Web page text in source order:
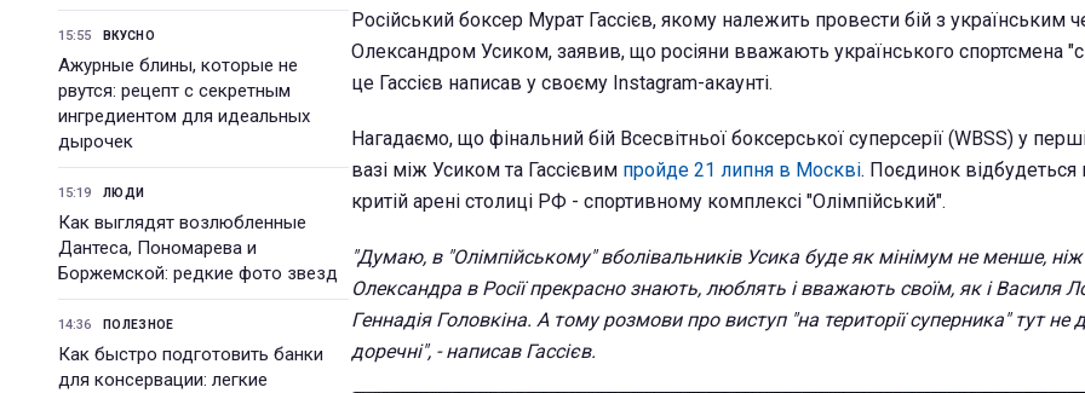
15:55 ВКУСНО
Ажурные блины, которые не
рвутся: рецепт с секретным
ингредиентом для идеальных
дырочек
15:19 ЛЮДИ
Как выглядят возлюбленные
Дантеса, Пономарева и
Боржемской: редкие фото звезд
14:36 ПОЛЕЗНОЕ
Как быстро подготовить банки
для консервации: легкие
Російський боксер Мурат Гассієв, якому належить провести бій з українським
Олександром Усиком, заявив, що росіяни вважають українського спортсмена
це Гассієв написав у своєму Instagram-акаунті.
Нагадаємо, що фінальний бій Всесвітньої боксерської суперсерії (WBSS) у
вазі між Усиком та Гассієвим пройде 21 липня в Москві. Поєдинок відбудеться
критій арені столиці РФ - спортивному комплексі "Олімпійський".
"Думаю, в "Олімпійському" вболівальників Усика буде як мінімум не менше, ніж
Олександра в Росії прекрасно знають, люблять і вважають своїм, як і Василя
Геннадія Головкіна. А тому розмови про виступ "на території суперника" тут не
доречні", - написав Гассієв.